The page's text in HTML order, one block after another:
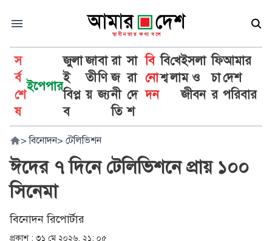
স
র্ব
শে
ষ
ইপেপার
জুলা
ই
বিপ্ল
ব
জা
তী
য়
বা
ণি
জ্য
রা
জ
নী
তি
সা
রা
দে
শ
বি
নো
দন
বি
শ্ব
খে
লা
ইসলা
ম ও
জীবন
ফি
চা
র
আমার
দেশ
পরিবার
> বিনোদন> টেলিভিশন
ঈদের ৭ দিনে টেলিভিশনে প্রায় ১০০
সিনেমা
বিনোদন রিপোর্টার
প্রকাশ : ৩১ মে ২০২৬, ২১: ০৫